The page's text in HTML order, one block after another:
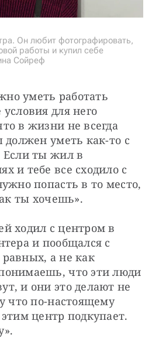
Он любит фотографировать,
работы и купил себе
Сойреф
уметь работать
для него
в жизни не всегда
должен уметь как-то с
Если ты жил в
и тебе все сходило с
попасть в то место,
ты хочешь».
ходил с центром в
и пообщался с
а не как
что эти люди
и они это делают не
что по-настоящему
центр подкупает.